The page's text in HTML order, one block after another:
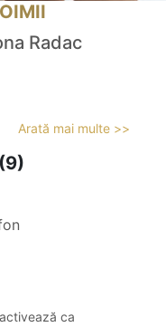
Radac
Arată mai multe >>
(9)
activează ca